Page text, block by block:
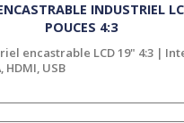
INDUSTRIEL
POUCES 4:3
encastrable LCD 19" 4:3 |
HDMI, USB